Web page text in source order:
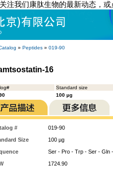
注我们康肽生物的最新动态，
» Peptides » 019-90
16
Standard size
100 µg
#
019-90
Size
100 µg
Ser - Pro - Trp - Ser - Gln
1724.90